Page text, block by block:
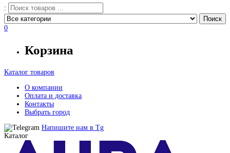
:
0
Корзина
Каталог товаров
О компании
Оплата и доставка
Контакты
Выбрать город
Напишите нам в Tg
Каталог